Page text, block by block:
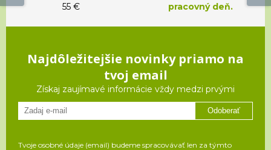
55 €
pracovný deň.
Najdôležitejšie novinky priamo na
tvoj email
Získaj zaujímavé informácie vždy medzi prvými
Odoberať
Tvoje osobné údaje (email) budeme spracovávať len za týmto